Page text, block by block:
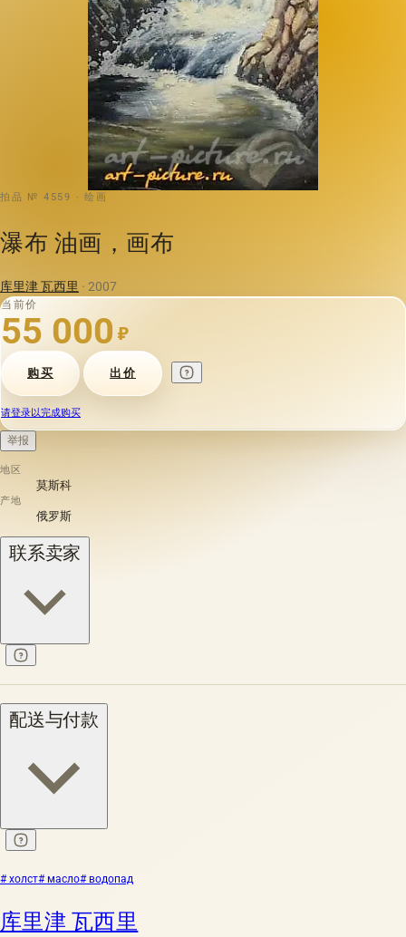
拍品 № 4559 · 绘画
瀑布 油画，画布
库里津 瓦西里 · 2007
当前价
55 000 ₽
购买 出价
请登录以完成购买
举报
地区
莫斯科
产地
俄罗斯
联系卖家
配送与付款
# холст# масло# водопад
库里津 瓦西里